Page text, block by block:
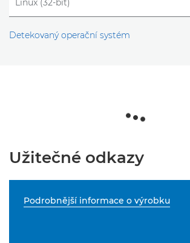
Detekovaný operační systém
Užitečné odkazy
Podrobnější informace o výrobku